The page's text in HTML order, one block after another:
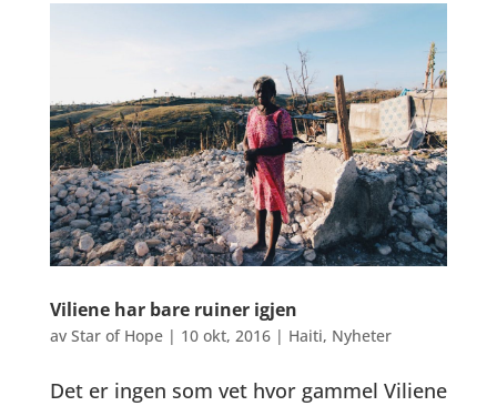
Viliene har bare ruiner igjen
av Star of Hope| 10 okt, 2016| Haiti, Nyheter
Det er ingen som vet hvor gammel Viliene